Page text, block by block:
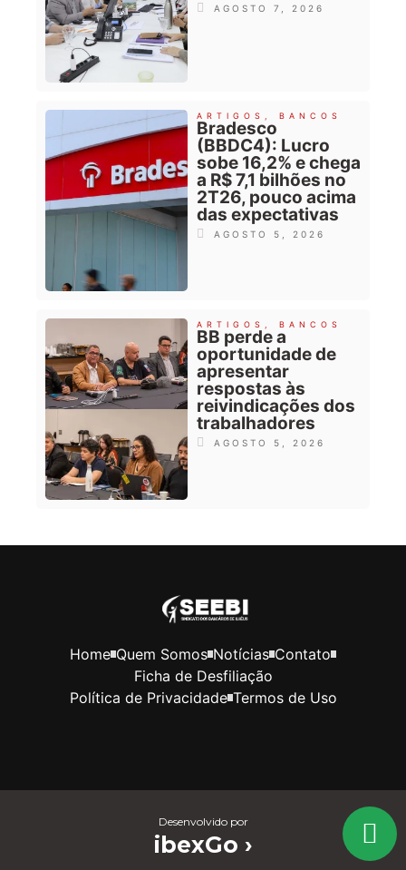
AGOSTO 7, 2026
ARTIGOS BANCOS
Bradesco
(BBDC4): Lucro
sobe 16,2% e chega
a R$ 7,1 bilhões no
2T26, pouco acima
das expectativas
AGOSTO 5, 2026
ARTIGOS BANCOS
BB perde a
oportunidade de
apresentar
respostas às
reivindicações dos
trabalhadores
AGOSTO 5, 2026
Home Quem Somos Notícias Contato
Ficha de Desfiliação
Política de Privacidade Termos de Uso
Desenvolvido por
ibexGo ›